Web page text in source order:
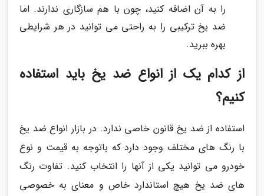
را به آن اضافه کنید، چون با هم سازگاری ندارند. اما
ضد یخ ترکیبی را به راحتی می توانید در هر شرایطی
بهره ببرید.
از کدام یک از انواع ضد یخ باید استفاده
کنیم؟
استفاده از ضد یخ قانون خاصی ندارد. در بازار انواع ضد یخ
با رنگ های مختلف وجود دارد که باتوجه به قیمت و نوع
خودرو می توانید یکی از آنها را انتخاب کنید. تفاوت رنگ
های ضد یخ هیچ استاندارد خاص و معنای به خصوصی